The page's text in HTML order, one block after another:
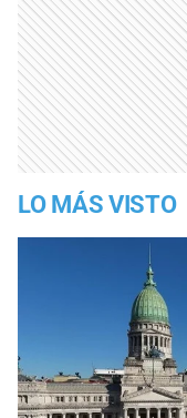
LO MÁS VISTO